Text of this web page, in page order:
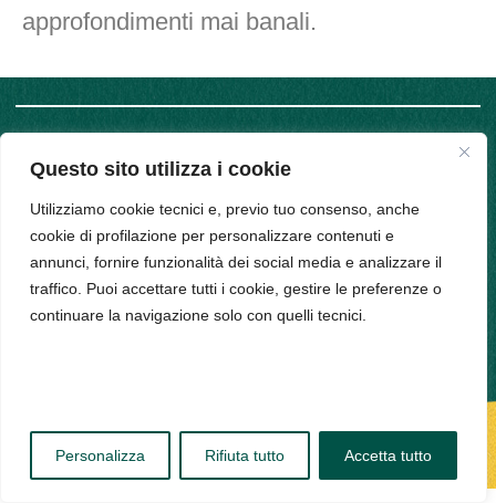
Questo sito utilizza i cookie
Utilizziamo cookie tecnici e, previo tuo consenso, anche
cookie di profilazione per personalizzare contenuti e
annunci, fornire funzionalità dei social media e analizzare il
traffico. Puoi accettare tutti i cookie, gestire le preferenze o
continuare la navigazione solo con quelli tecnici.
Personalizza Rifiuta tutto Accetta tutto
approfondimenti mai banali.
SUPPORT
Privacy
Policy
Cookie
Policy
COMPANY
INFO
Bud srl, Via
Arena 9,
20123,
Milano -